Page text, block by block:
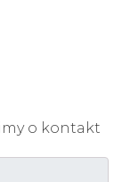
o kontakt